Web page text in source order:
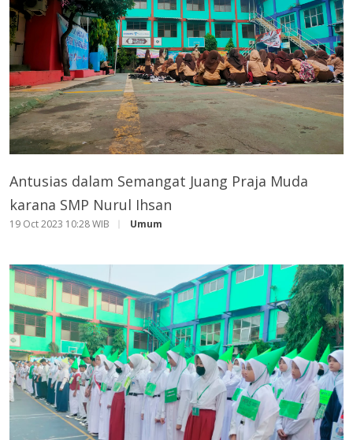
Antusias dalam Semangat Juang Praja Muda
karana SMP Nurul Ihsan
19 Oct 2023 10:28 WIB Umum